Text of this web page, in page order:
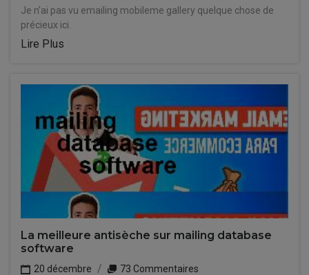
Je n'ai pas vu emailing mobileme gallery quelque chose de
précieux ici.
Lire Plus
La meilleure antisèche sur mailing database
software
20 décembre
73 Commentaires